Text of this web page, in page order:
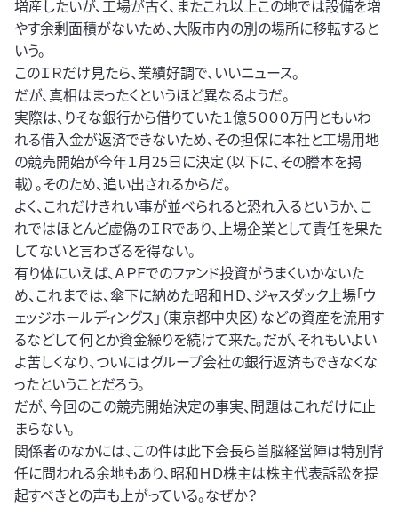
増産したいが、工場が古く、またこれ以上この地では設備を増
やす余剰面積がないため、大阪市内の別の場所に移転すると
いう。
このＩＲだけ見たら、業績好調で、いいニュース。
だが、真相はまったくというほど異なるようだ。
実際は、りそな銀行から借りていた１億５０００万円ともいわ
れる借入金が返済できないため、その担保に本社と工場用地
の競売開始が今年１月25日に決定（以下に、その謄本を掲
載）。そのため、追い出されるからだ。
よく、これだけきれい事が並べられると恐れ入るというか、こ
れではほとんど虚偽のＩＲであり、上場企業として責任を果た
してないと言わざるを得ない。
有り体にいえば、ＡＰＦでのファンド投資がうまくいかないた
め、これまでは、傘下に納めた昭和ＨＤ、ジャスダック上場「ウ
ェッジホールディングス」（東京都中央区）などの資産を流用す
るなどして何とか資金繰りを続けて来た。だが、それもいよい
よ苦しくなり、ついにはグループ会社の銀行返済もできなくな
ったということだろう。
だが、今回のこの競売開始決定の事実、問題はこれだけに止
まらない。
関係者のなかには、この件は此下会長ら首脳経営陣は特別背
任に問われる余地もあり、昭和ＨＤ株主は株主代表訴訟を提
起すべきとの声も上がっている。なぜか？